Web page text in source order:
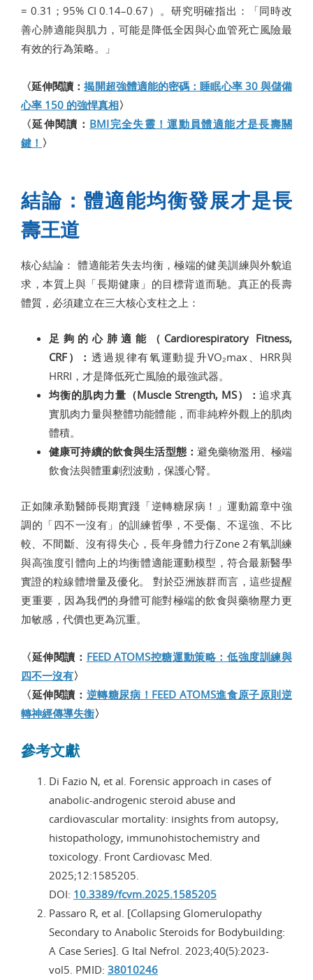
= 0.31；95% CI 0.14–0.67）。研究明確指出：「同時改
善心肺適能與肌力，可能是降低全因與心血管死亡風險最
有效的行為策略。」
〈延伸閱讀：揭開超強體適能的密碼：睡眠心率 30 與儲備
心率 150 的強悍真相〉
〈延伸閱讀： BMI完全失靈！運動員體適能才是長壽關
鍵！ 〉
結論：體適能均衡發展才是長
壽王道
核心結論： 體適能若失去均衡，極端的健美訓練與外貌追
求，本質上與「長期健康」的目標背道而馳。真正的長壽
體質，必須建立在三大核心支柱之上：
足夠的心肺適能（Cardiorespiratory Fitness,
CRF）： 透過規律有氧運動提升VO₂max、HRR與
HRRI，才是降低死亡風險的最強武器。
均衡的肌肉力量（Muscle Strength, MS）：追求真
實肌肉力量與整體功能體能，而非純粹外觀上的肌肉
體積。
健康可持續的飲食與生活型態： 避免藥物濫用、極端
飲食法與體重劇烈波動，保護心腎。
正如陳承勤醫師長期實踐「逆轉糖尿病！」運動篇章中強
調的「四不一沒有」的訓練哲學，不受傷、不逞強、不比
較、不間斷、沒有得失心，長年身體力行Zone 2有氧訓練
與高強度引體向上的均衡體適能運動模型，符合最新醫學
實證的粒線體增量及優化。 對於亞洲族群而言，這些提醒
更重要，因為我們的身體可能對極端的飲食與藥物壓力更
加敏感，代價也更為沉重。
〈延伸閱讀： FEED ATOMS控糖運動策略：低強度訓練與
四不一沒有〉
〈延伸閱讀： 逆轉糖尿病！FEED ATOMS進食原子原則逆
轉神經傳導失衡〉
參考文獻
Di Fazio N, et al. Forensic approach in cases of
anabolic-androgenic steroid abuse and
cardiovascular mortality: insights from autopsy,
histopathology, immunohistochemistry and
toxicology. Front Cardiovasc Med.
2025;12:1585205.
DOI: 10.3389/fcvm.2025.1585205
Passaro R, et al. [Collapsing Glomerulopathy
Secondary to Anabolic Steroids for Bodybuilding:
A Case Series]. G Ital Nefrol. 2023;40(5):2023-
vol5. PMID: 38010246